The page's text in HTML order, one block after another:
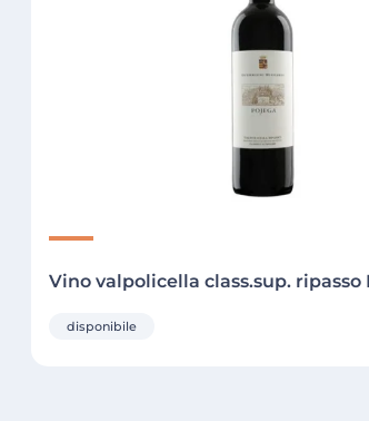
Vino valpolicella class.sup. ripasso
disponibile